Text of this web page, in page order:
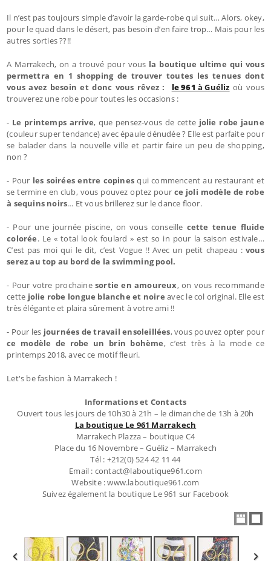
Il n’est pas toujours simple d’avoir la garde-robe qui suit… Alors, okey,
pour le quad dans le désert, pas besoin d’en faire trop… Mais pour les
autres sorties ??!!
A Marrakech, on a trouvé pour vous la boutique ultime qui vous
permettra en 1 shopping de trouver toutes les tenues dont
vous avez besoin et donc vous rêvez : le 961à Guéliz où vous
trouverez une robe pour toutes les occasions :
- Le printemps arrive, que pensez-vous de cette jolie robe jaune
(couleur super tendance) avec épaule dénudée ? Elle est parfaite pour
se balader dans la nouvelle ville et partir faire un peu de shopping,
non ?
- Pour les soirées entre copinesqui commencent au restaurant et
se termine en club, vous pouvez optez pour ce joli modèle de robe
à sequins noirs… Et vous brillerez sur le dance floor.
- Pour une journée piscine, on vous conseille cette tenue fluide
colorée. Le « total look foulard » est so in pour la saison estivale…
C’est pas moi qui le dit, c’est Vogue !! Avec un petit chapeau :vous
serez au top au bord de la swimming pool.
- Pour votre prochaine sortie en amoureux, on vous recommande
cette jolie robe longue blanche et noire avec le col original. Elle est
très élégante et plaira sûrement à votre ami !!
- Pour les journées de travail ensoleillées, vous pouvez opter pour
ce modèle de robe un brin bohème, c’est très à la mode ce
printemps 2018, avec ce motif fleuri.
Let's be fashion à Marrakech !
Informations et Contacts
Ouvert tous les jours de 10h30 à 21h – le dimanche de 13h à 20h
La boutique Le 961 Marrakech
Marrakech Plazza – boutique C4
Place du 16 Novembre – Guéliz – Marrakech
Tél : +212(0) 524 42 11 44
Email : contact@laboutique961.com
Website : www.laboutique961.com
Suivez également la boutique Le 961 sur Facebook